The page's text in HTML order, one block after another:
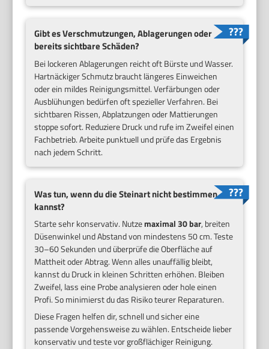
Gibt es Verschmutzungen, Ablagerungen oder
bereits sichtbare Schäden?
Bei lockeren Ablagerungen reicht oft Bürste und Wasser.
Hartnäckiger Schmutz braucht längeres Einweichen
oder ein mildes Reinigungsmittel. Verfärbungen oder
Ausblühungen bedürfen oft spezieller Verfahren. Bei
sichtbaren Rissen, Abplatzungen oder Mattierungen
stoppe sofort. Reduziere Druck und rufe im Zweifel einen
Fachbetrieb. Arbeite punktuell und prüfe das Ergebnis
nach jedem Schritt.
Was tun, wenn du die Steinart nicht bestimmen
kannst?
Starte sehr konservativ. Nutzemaximal 30 bar, breiten
Düsenwinkel und Abstand von mindestens 50 cm. Teste
30–60 Sekunden und überprüfe die Oberfläche auf
Mattheit oder Abtrag. Wenn alles unauffällig bleibt,
kannst du Druck in kleinen Schritten erhöhen. Bleiben
Zweifel, lass eine Probe analysieren oder hole einen
Profi. So minimierst du das Risiko teurer Reparaturen.
Diese Fragen helfen dir, schnell und sicher eine
passende Vorgehensweise zu wählen. Entscheide lieber
konservativ und teste vor großflächiger Reinigung.